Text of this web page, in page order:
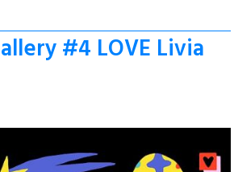
#4 LOVE Livia